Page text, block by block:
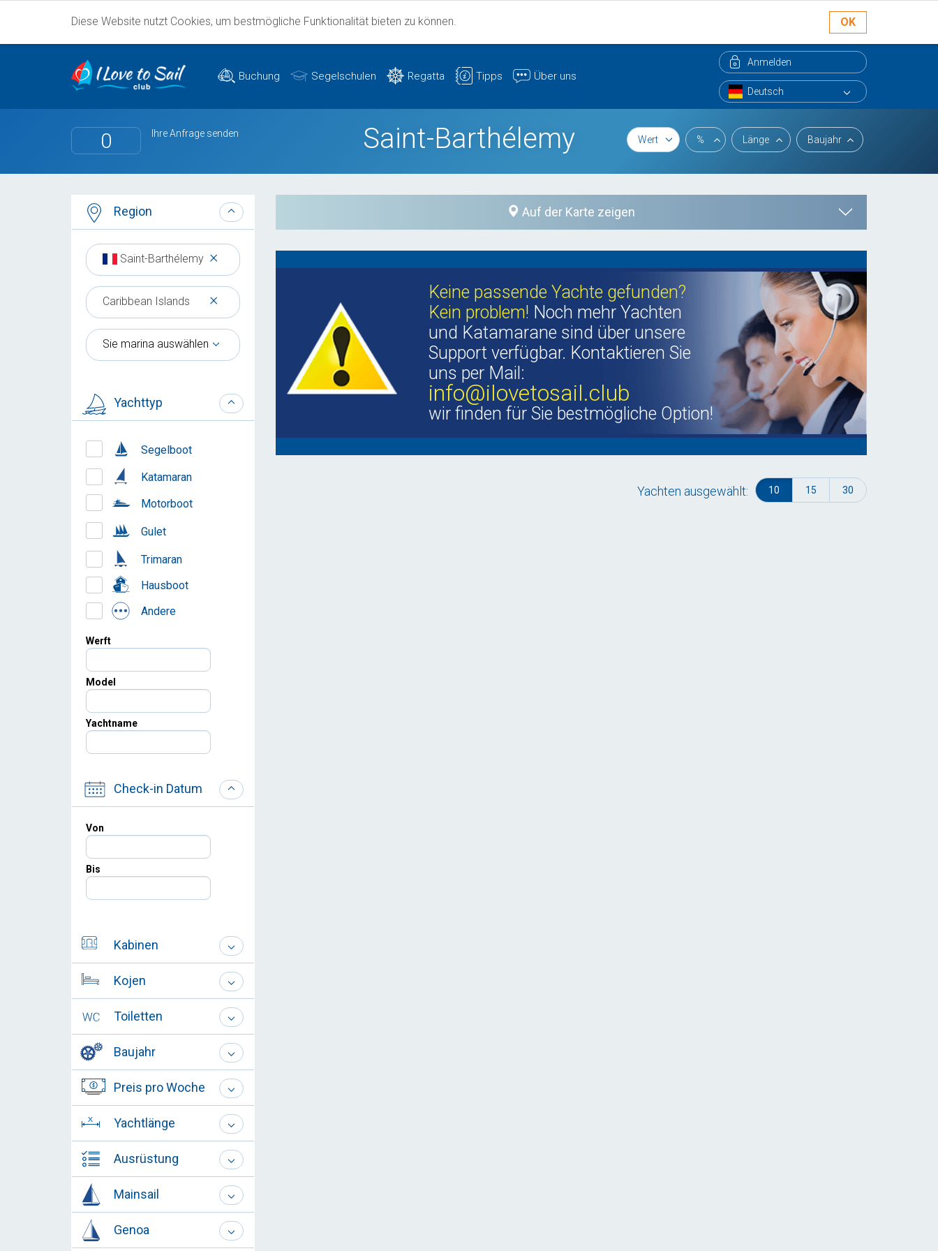
Diese Website nutzt Cookies, um bestmögliche Funktionalität bieten zu können. OK
Buchung Segelschulen Regatta Tipps Über uns
Anmelden
0 Ihre Anfrage senden Saint-Barthélemy Wert % Länge Baujahr
Region
×
Saint-Barthélemy
×
Caribbean Islands
Sie marina auswählen
Yachttyp
Segelboot
Katamaran
Motorboot
Gulet
Trimaran
Hausboot
Andere
Werft
Model
Yachtname
Check-in Datum
Von
Bis
Kabinen
Kojen
Toiletten
Baujahr
Preis pro Woche
Yachtlänge
Ausrüstung
Mainsail
Genoa
Auf der Karte zeigen
Keine passende Yachte gefunden?
Kein problem! Noch mehr Yachten
und Katamarane sind über unsere
Support verfügbar. Kontaktieren Sie
uns per Mail:
info@ilovetosail.club
wir finden für Sie bestmögliche Option!
Yachten ausgewählt: 10 15 30